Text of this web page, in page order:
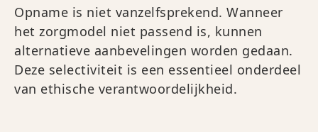
Opname is niet vanzelfsprekend. Wanneer
het zorgmodel niet passend is, kunnen
alternatieve aanbevelingen worden gedaan.
Deze selectiviteit is een essentieel onderdeel
van ethische verantwoordelijkheid.